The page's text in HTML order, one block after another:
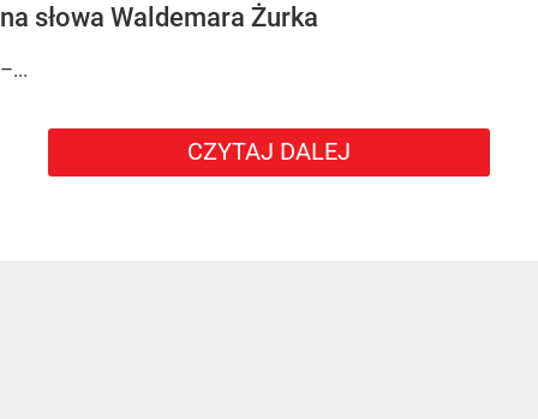
na słowa Waldemara Żurka
–...
CZYTAJ DALEJ